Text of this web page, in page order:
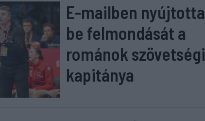
E-mailben nyújtotta
be felmondását a
románok szövetségi
kapitánya